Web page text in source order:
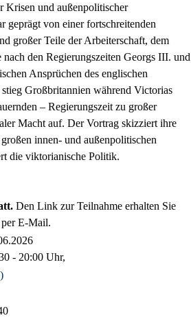
Krisen und außenpolitischer
geprägt von einer fortschreitenden
großer Teile der Arbeiterschaft, dem
den Regierungszeiten Georgs III. und
Ansprüchen des englischen
Großbritannien während Victorias
– Regierungszeit zu großer
Macht auf. Der Vortrag skizziert ihre
innen- und außenpolitischen
die viktorianische Politik.
Den Link zur Teilnahme erhalten Sie
E-Mail.
- 20:00 Uhr,